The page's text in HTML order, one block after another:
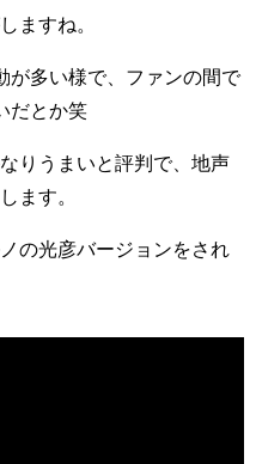
ますね。
が多い様で、ファンの間で
だとか笑
りうまいと評判で、地声
ます。
の光彦バージョンをされ